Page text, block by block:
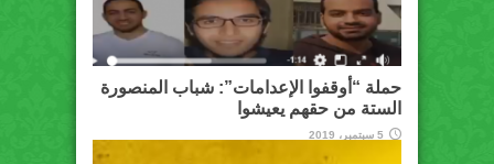
حملة “أوقفوا الإعدامات”: شباب المنصورة
الستة من حقهم يعيشوا
5 سبتمبر، 2019